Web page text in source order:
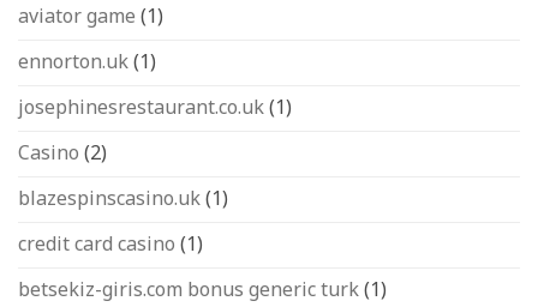
aviator game (1)
ennorton.uk(1)
josephinesrestaurant.co.uk(1)
Casino (2)
blazespinscasino.uk(1)
credit card casino (1)
betsekiz-giris.com bonus generic turk(1)